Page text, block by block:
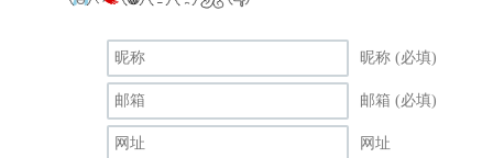
昵称 (必填)
邮箱 (必填)
网址